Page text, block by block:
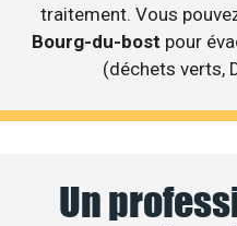
traitement. Vous
Bourg-du-bost pour
(déchets verts,
Un